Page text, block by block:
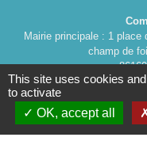
Mairie principale : 1 place
champ de
This site uses cookies
to activate
OK, accept all